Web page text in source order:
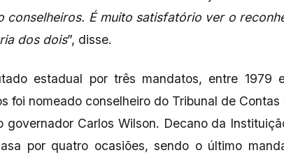
conselheiros. É muito satisfatório ver o
dos dois”, disse.
estadual por três mandatos, entre 1979
foi nomeado conselheiro do Tribunal de
governador Carlos Wilson. Decano da
por quatro ocasiões, sendo o último